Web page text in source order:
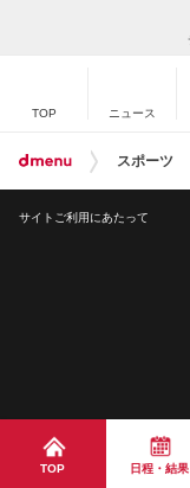
TOP 日程・結果
TOP ニュース
スポーツ
サイトご利用にあたって